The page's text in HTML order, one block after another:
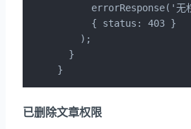
errorResponse('无
      { status: 403 }
    );
  }
}
已删除文章权限